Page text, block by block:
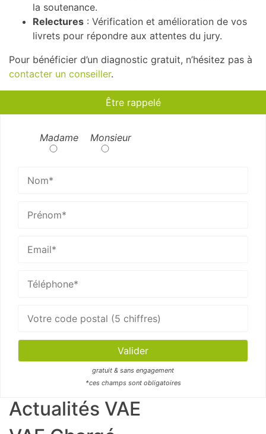
la soutenance.
Relectures : Vérification et amélioration de vos
livrets pour répondre aux attentes du jury.
Pour bénéficier d’un diagnostic gratuit, n’hésitez pas à
contacter un conseiller.
Être rappelé
Madame Monsieur
gratuit & sans engagement
*ces champs sont obligatoires
Actualités VAE